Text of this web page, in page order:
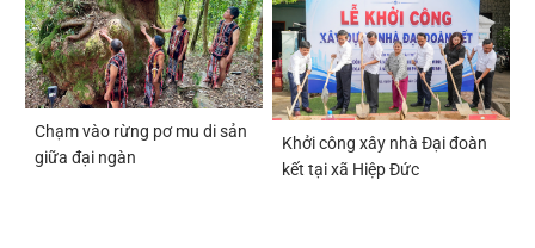
Chạm vào rừng pơ mu di sản
giữa đại ngàn
Khởi công xây nhà Đại đoàn
kết tại xã Hiệp Đức